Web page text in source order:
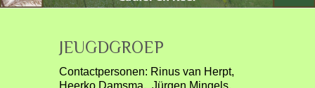
JEUGDGROEP
Contactpersonen: Rinus van Herpt,
Heerko Damsma, Jürgen Mingels,